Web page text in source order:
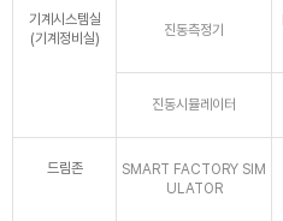
기계시스템실
(기계정비실)
진동측정기
진동시뮬레이터
드림존
SMART FACTORY SIM
ULATOR